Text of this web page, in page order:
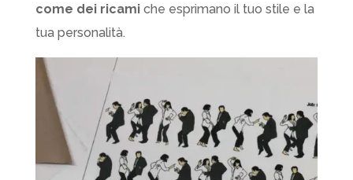
come dei ricamiche esprimano il tuo stile e la
tua personalità.